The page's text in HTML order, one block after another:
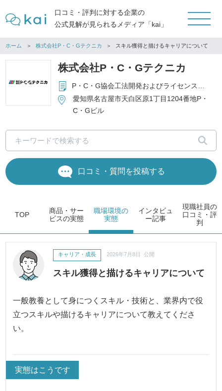
口コミ・評判に対する企業の
公式見解が見られるメディア「kai」
ホーム 株式会社P・C・Gテクニカ スキル獲得と描けるキャリアについて
株式会社P・C・Gテクニカ
P・C・G協会工法開発およびライセンス業務 特許工法、審査証明技術による給排水管更生および排水管の耐震ライニング 給排水設備工事およびマンション給排水設備大規模修繕工事 マンション給水管オゾン殺菌スラリー洗浄システムによる洗浄業務 ビル・マンション給排水管の定期洗浄と定期点検、緊急サービス マンション水まわりリフォーム
愛知県名古屋市天白区原1丁目1204番地P・
C・Gビル
口コミ・質問を投稿する
TOP
商品・サー
ビスの実態
職場環境の
実態
インタビュ
ー記事
現職社員の
口コミ・評
判
スキル獲得と描けるキャリアについて
キャリア・成長 2026年7月8日 公開
一般教養として身につくスキル・技術と、業界内で役
立つスキルや描けるキャリアについて教えてくださ
い。
実態はこうです